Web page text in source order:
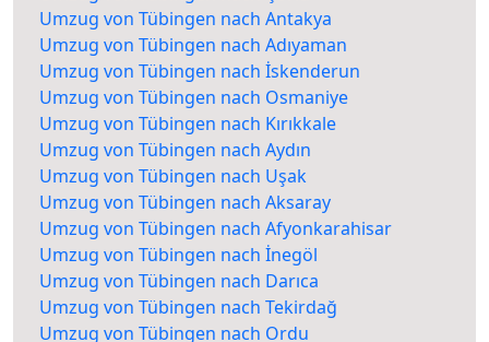
Umzug von Tübingen nach Antakya
Umzug von Tübingen nach Adıyaman
Umzug von Tübingen nach İskenderun
Umzug von Tübingen nach Osmaniye
Umzug von Tübingen nach Kırıkkale
Umzug von Tübingen nach Aydın
Umzug von Tübingen nach Uşak
Umzug von Tübingen nach Aksaray
Umzug von Tübingen nach Afyonkarahisar
Umzug von Tübingen nach İnegöl
Umzug von Tübingen nach Darıca
Umzug von Tübingen nach Tekirdağ
Umzug von Tübingen nach Ordu